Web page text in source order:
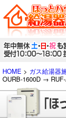
HOME > ガス給湯器
OURB-1600D →